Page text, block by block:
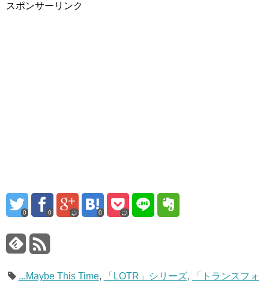
スポンサーリンク
0 0 0
...Maybe This Time, 「LOTR」シリーズ, 「トランスフォ